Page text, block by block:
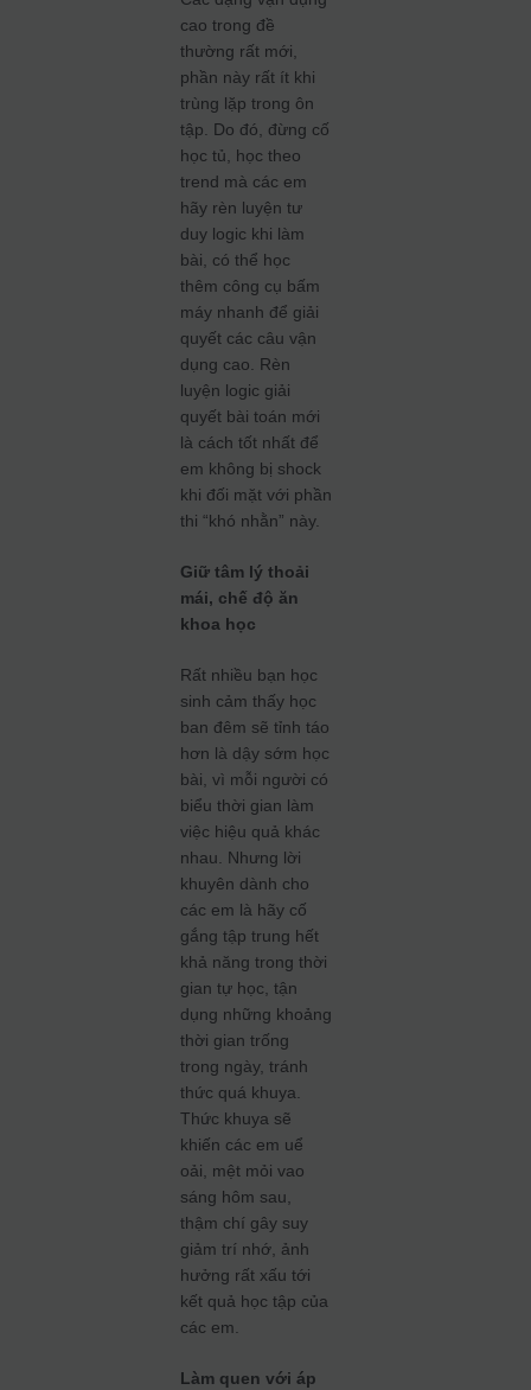
cao trong đề
thường rất mới,
phần này rất ít khi
trùng lặp trong ôn
tập. Do đó, đừng cố
học tủ, học theo
trend mà các em
hãy rèn luyện tư
duy logic khi làm
bài, có thể học
thêm công cụ bấm
máy nhanh để giải
quyết các câu vận
dụng cao. Rèn
luyện logic giải
quyết bài toán mới
là cách tốt nhất để
em không bị shock
khi đối mặt với phần
thi “khó nhằn” này.
Giữ tâm lý thoải
mái, chế độ ăn
khoa học
Rất nhiều bạn học
sinh cảm thấy học
ban đêm sẽ tỉnh táo
hơn là dậy sớm học
bài, vì mỗi người có
biểu thời gian làm
việc hiệu quả khác
nhau. Nhưng lời
khuyên dành cho
các em là hãy cố
gắng tập trung hết
khả năng trong thời
gian tự học, tận
dụng những khoảng
thời gian trống
trong ngày, tránh
thức quá khuya.
Thức khuya sẽ
khiến các em uể
oải, mệt mỏi vao
sáng hôm sau,
thậm chí gây suy
giảm trí nhớ, ảnh
hưởng rất xấu tới
kết quả học tập của
các em.
Làm quen với áp